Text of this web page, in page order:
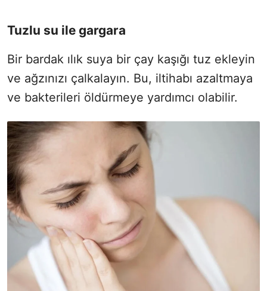
Tuzlu su ile gargara
Bir bardak ılık suya bir çay kaşığı tuz ekleyin
ve ağzınızı çalkalayın. Bu, iltihabı azaltmaya
ve bakterileri öldürmeye yardımcı olabilir.